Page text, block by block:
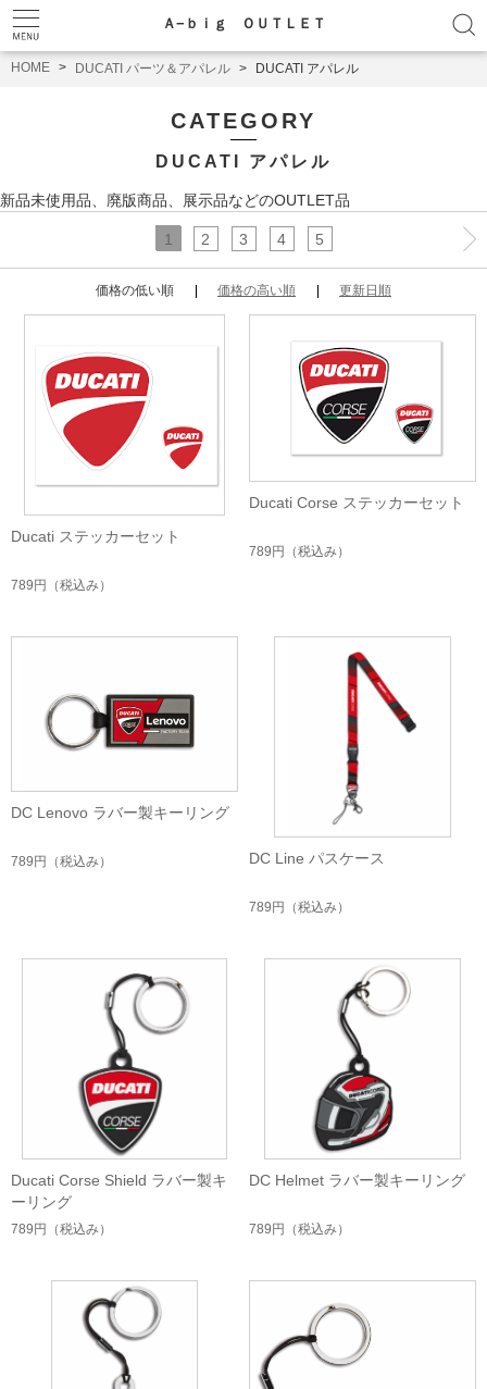
Ａ−ｂｉｇ ＯＵＴＬＥＴ
HOME DUCATI パーツ＆アパレル DUCATI アパレル
CATEGORY
DUCATI アパレル
新品未使用品、廃版商品、展示品などのOUTLET品
1 2 3 4 5
価格の低い順 価格の高い順 更新日順
Ducati ステッカーセット
789円 （税込み）
Ducati Corse ステッカーセット
789円 （税込み）
DC Lenovo ラバー製キーリング
789円 （税込み） DC Line パスケース
789円 （税込み）
Ducati Corse Shield ラバー製キ
ーリング
789円 （税込み）
DC Helmet ラバー製キーリング
789円 （税込み）